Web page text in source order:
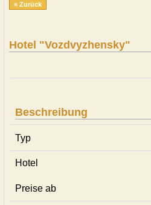
« Zurück
Hotel "Vozdvyzhensky"
Beschreibung
Typ
Hotel
Preise ab